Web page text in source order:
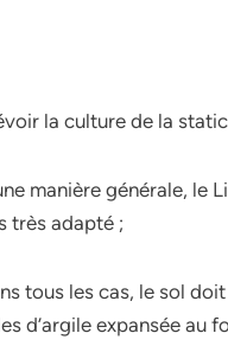
la culture de la
manière générale, le
très adapté ;
tous les cas, le sol
d’argile expansée au